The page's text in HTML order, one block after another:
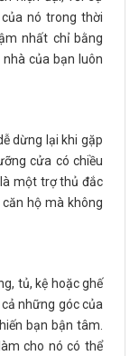
nó trong thời
nhất chỉ bằng
của bạn luôn
dừng lại khi gặp
cửa có chiều
một trợ thủ đắc
hộ mà không
tủ, kệ hoặc ghế
những góc của
bạn bận tâm.
cho nó có thể